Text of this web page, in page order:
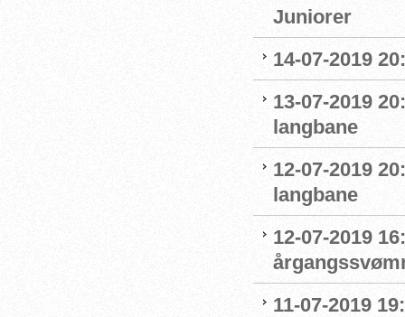
Juniorer
14-07-2019
13-07-2019
langbane
12-07-2019
langbane
12-07-2019
11-07-2019